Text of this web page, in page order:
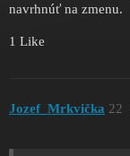
navrhnúť na zmenu.
1 Like
Jozef_Mrkvička 22